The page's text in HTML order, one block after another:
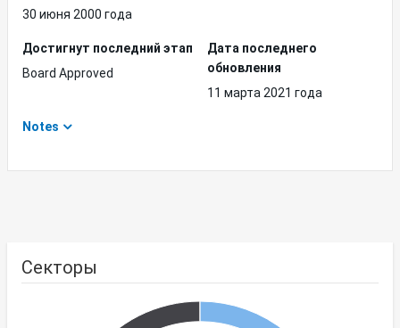
30 июня 2000 года
Достигнут последний этап
Board Approved
Дата последнего
обновления
11 марта 2021 года
Notes
Секторы